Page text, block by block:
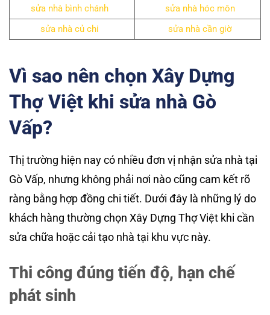
sửa nhà bình chánh
sửa nhà hóc môn
sửa nhà củ chi
sửa nhà cần giờ
Vì sao nên chọn Xây Dựng
Thợ Việt khi sửa nhà Gò
Vấp?
Thị trường hiện nay có nhiều đơn vị nhận sửa nhà tại
Gò Vấp, nhưng không phải nơi nào cũng cam kết rõ
ràng bằng hợp đồng chi tiết. Dưới đây là những lý do
khách hàng thường chọn Xây Dựng Thợ Việt khi cần
sửa chữa hoặc cải tạo nhà tại khu vực này.
Thi công đúng tiến độ, hạn chế
phát sinh